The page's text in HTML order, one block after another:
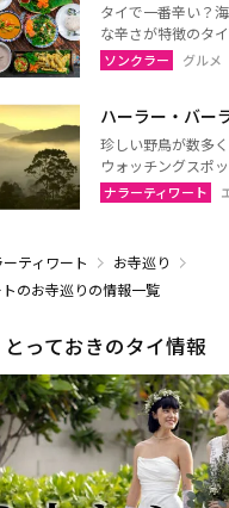
タイで一番辛い？
な辛さが特徴のタ
ソンクラー グルメ
ハーラー・バー
珍しい野鳥が数多
ウォッチングスポ
ナラーティワート
ーティワート
お寺巡り
のお寺巡りの情報一覧
っておきのタイ情報